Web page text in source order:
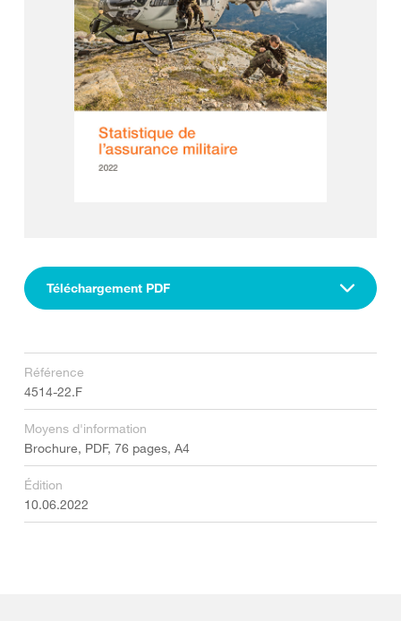
Téléchargement PDF
Référence
4514-22.F
Moyens d'information
Brochure, PDF, 76 pages, A4
Édition
10.06.2022